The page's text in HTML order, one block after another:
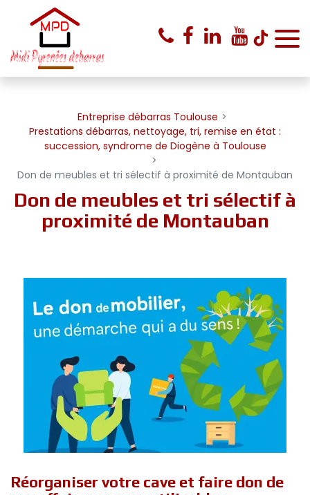
Entreprise débarras Toulouse
Prestations débarras, nettoyage, tri, remise en état :
succession, syndrome de Diogène à Toulouse
Don de meubles et tri sélectif à proximité de Montauban
Don de meubles et tri sélectif à
proximité de Montauban
Réorganiser votre cave et faire don de
Panneau de gestion des cookies